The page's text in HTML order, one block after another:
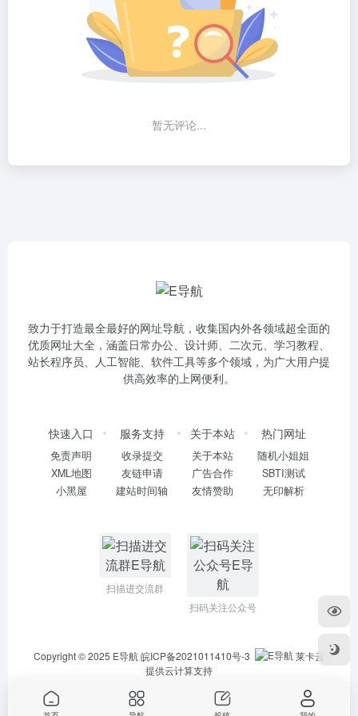
暂无评论...
致力于打造最全最好的网址导航，收集国内外各领域超全面的
优质网址大全，涵盖日常办公、设计师、二次元、学习教程、
站长程序员、人工智能、软件工具等多个领域，为广大用户提
供高效率的上网便利。
快速入口
免责声明
XML地图
小黑屋
服务支持
收录提交
友链申请
建站时间轴
关于本站
关于本站
广告合作
友情赞助
热门网址
随机小姐姐
SBTI测试
无印解析
扫描进交流群
扫码关注公众号
Copyright © 2025 E导航皖ICP备2021011410号-3
莱卡云
提供云计算支持